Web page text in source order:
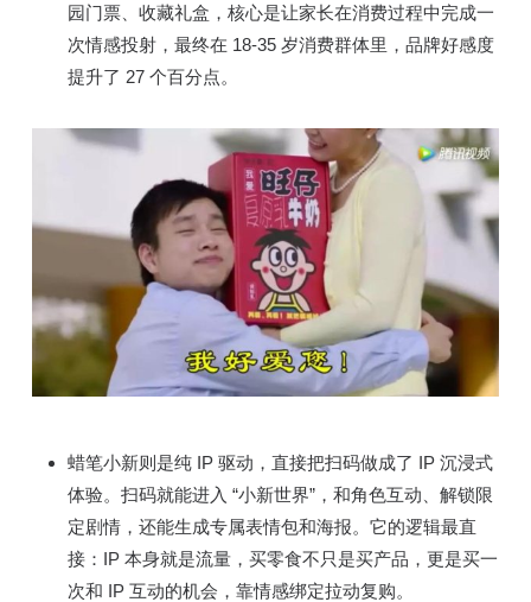
园门票、收藏礼盒，核心是让家长在消费过程中完成一
次情感投射，最终在 18-35 岁消费群体里，品牌好感度
提升了 27 个百分点。
蜡笔小新则是纯 IP 驱动，直接把扫码做成了 IP 沉浸式
体验。扫码就能进入 “小新世界”，和角色互动、解锁限
定剧情，还能生成专属表情包和海报。它的逻辑最直
接：IP 本身就是流量，买零食不只是买产品，更是买一
次和 IP 互动的机会，靠情感绑定拉动复购。